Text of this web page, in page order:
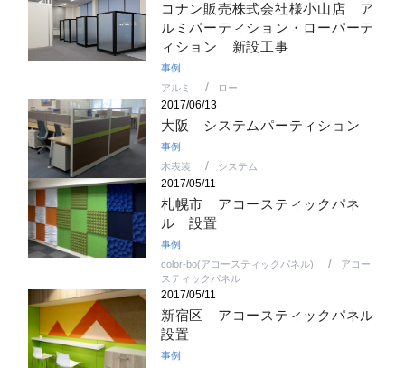
コナン販売株式会社様小山店 ア
ルミパーティション・ローパーテ
ィション 新設工事
事例
アルミ
ロー
2017/06/13
大阪 システムパーティション
事例
木表装
システム
2017/05/11
札幌市 アコースティックパネ
ル 設置
事例
color-bo(アコースティックパネル)
アコー
スティックパネル
2017/05/11
新宿区 アコースティックパネル
設置
事例